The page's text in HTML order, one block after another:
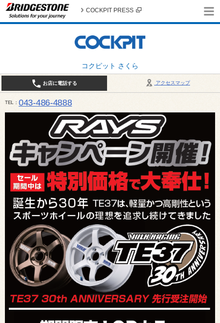
コクピット さくら
COCKPIT PRESS
アクセスマップ
お店に電話する
TEL 043-486-4888
平日9:30～18:30 日・祝日10:00～18:00 最終作業受付：平日18:00 日・祝日17:00 / 定休日：